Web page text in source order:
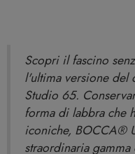
Scopri il fascino
l'ultima versione del
Studio 65.
forma di labbra che
iconiche, BOCCA®
straordinaria